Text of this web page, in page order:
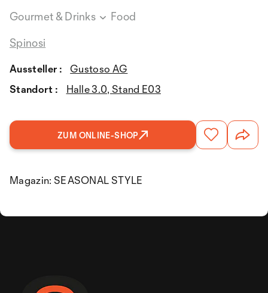
Gourmet & Drinks
Food
Spinosi
Aussteller :
Gustoso AG
Standort :
Halle 3.0, Stand E03
ZUM ONLINE-SHOP
Magazin: SEASONAL STYLE